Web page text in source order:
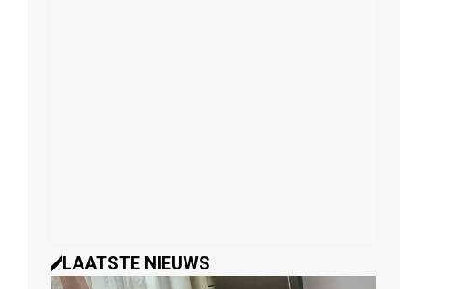
LAATSTE NIEUWS